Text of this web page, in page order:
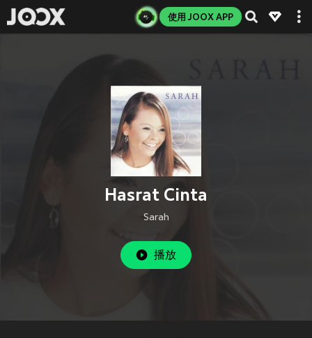
使用 JOOX APP
Hasrat Cinta
Sarah
播放